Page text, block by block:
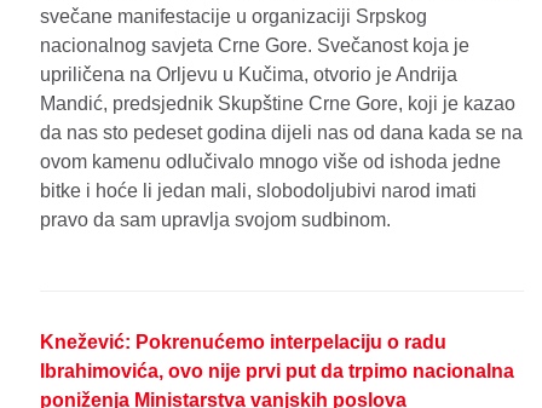
svečane manifestacije u organizaciji Srpskog
nacionalnog savjeta Crne Gore. Svečanost koja je
upriličena na Orljevu u Kučima, otvorio je Andrija
Mandić, predsjednik Skupštine Crne Gore, koji je kazao
da nas sto pedeset godina dijeli nas od dana kada se na
ovom kamenu odlučivalo mnogo više od ishoda jedne
bitke i hoće li jedan mali, slobodoljubivi narod imati
pravo da sam upravlja svojom sudbinom.
Knežević: Pokrenućemo interpelaciju o radu
Ibrahimovića, ovo nije prvi put da trpimo nacionalna
poniženja Ministarstva vanjskih poslova